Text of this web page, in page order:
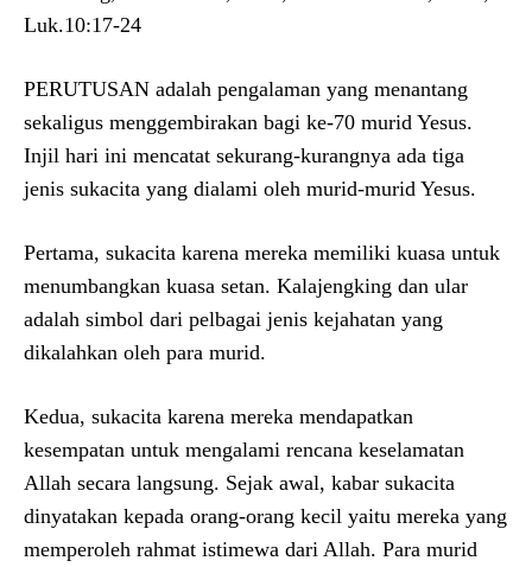
Luk.10:17-24
PERUTUSAN adalah pengalaman yang menantang
sekaligus menggembirakan bagi ke-70 murid Yesus.
Injil hari ini mencatat sekurang-kurangnya ada tiga
jenis sukacita yang dialami oleh murid-murid Yesus.
Pertama, sukacita karena mereka memiliki kuasa untuk
menumbangkan kuasa setan. Kalajengking dan ular
adalah simbol dari pelbagai jenis kejahatan yang
dikalahkan oleh para murid.
Kedua, sukacita karena mereka mendapatkan
kesempatan untuk mengalami rencana keselamatan
Allah secara langsung. Sejak awal, kabar sukacita
dinyatakan kepada orang-orang kecil yaitu mereka yang
memperoleh rahmat istimewa dari Allah. Para murid